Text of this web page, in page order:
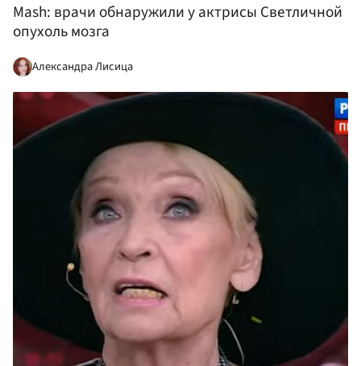
Mash: врачи обнаружили у актрисы Светличной
опухоль мозга
Александра Лисица